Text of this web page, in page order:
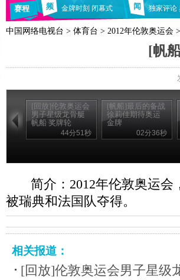
赛程
频
金牌时刻 闭幕式
闻
独家评论
中国网络电视台 > 体育台 > 2012年伦敦奥运会 >
[帆
[回放]伦敦奥运会
男子星级龙骨艇
帆船 奖牌轮
44分51秒
[帆船]最后的备战
徐莉佳期待奥运
金牌
02分36秒
简介：2012年伦敦奥运
被瑞典和法国队夺得。
相关报道：
[回放]伦敦奥运会男子星级